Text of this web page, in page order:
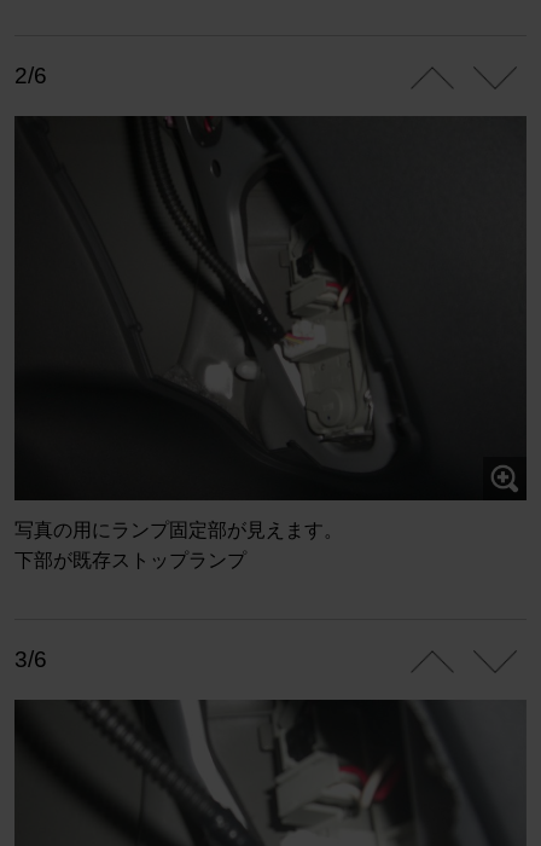
2/6
写真の用にランプ固定部が見えます。
下部が既存ストップランプ
3/6